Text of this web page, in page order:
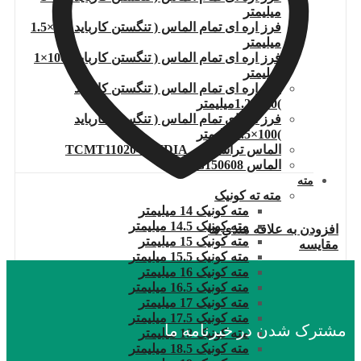
میلیمتر
فرز اره ای تمام الماس ( تنگستن کارباید )80×1.5
میلیمتر
فرز اره ای تمام الماس ( تنگستن کارباید )100×1
میلیمتر
فرز اره ای تمام الماس ( تنگستن کارباید
)100×1.2میلیمتر
فرز اره ای تمام الماس ( تنگستن کارباید
)100×1.5میلیمتر
الماس تراشکاری TCMT110204.WIDIA
الماس DNMG150608
مته
مته ته کونیک
مته کونیک 14 میلیمتر
مته کونیک 14.5 میلیمتر
مته کونیک 15 میلیمتر
مته کونیک 15.5 میلیمتر
مته کونیک 16 میلیمتر
مته کونیک 16.5 میلیمتر
مته کونیک 17 میلیمتر
مته کونیک 17.5 میلیمتر
مته کونیک 18 میلیمتر
مته کونیک 18.5 میلیمتر
افزودن به علاقه مندی ها
مقایسه
مشترک شدن در خبرنامه ما